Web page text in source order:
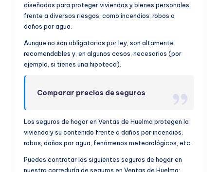
diseñados para proteger viviendas y bienes personales
frente a diversos riesgos, como incendios, robos o
daños por agua.
Aunque no son obligatorios por ley, son altamente
recomendables y, en algunos casos, necesarios (por
ejemplo, si tienes una hipoteca).
Comparar precios de seguros
Los seguros de hogar en Ventas de Huelma protegen la
vivienda y su contenido frente a daños por incendios,
robos, daños por agua, fenómenos meteorológicos, etc.
Puedes contratar los siguientes seguros de hogar en
nuestra correduría de seguros en Ventas de Huelma: